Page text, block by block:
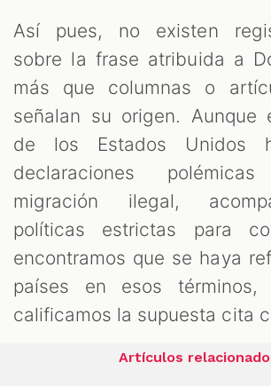
Así pues, no existen
sobre la frase atribuida a
más que columnas o
señalan su origen. Aunque
de los Estados Unidos
declaraciones
migración ilegal,
políticas estrictas para
encontramos que se haya
países en esos
calificamos la supuesta cita
Artículos